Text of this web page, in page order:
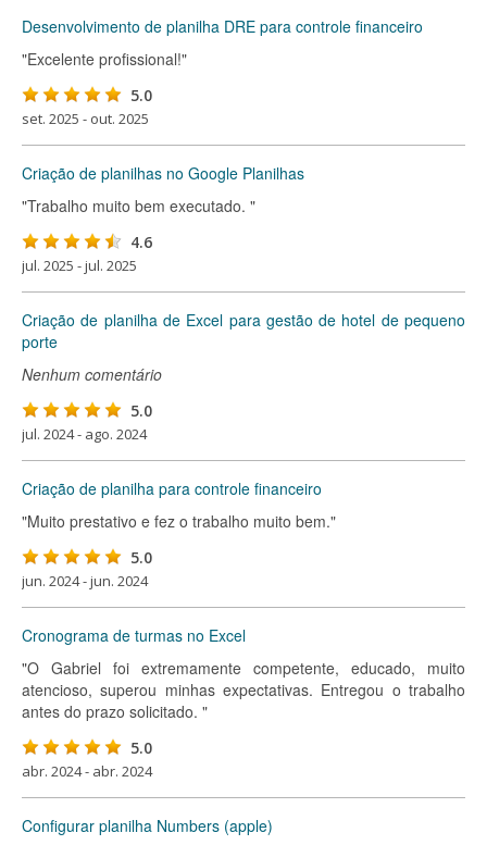
Desenvolvimento de planilha DRE para controle financeiro
"Excelente profissional!"
5.0
set. 2025 - out. 2025
Criação de planilhas no Google Planilhas
"Trabalho muito bem executado. "
4.6
jul. 2025 - jul. 2025
Criação de planilha de Excel para gestão de hotel de pequeno
porte
Nenhum comentário
5.0
jul. 2024 - ago. 2024
Criação de planilha para controle financeiro
"Muito prestativo e fez o trabalho muito bem."
5.0
jun. 2024 - jun. 2024
Cronograma de turmas no Excel
"O Gabriel foi extremamente competente, educado, muito
atencioso, superou minhas expectativas. Entregou o trabalho
antes do prazo solicitado. "
5.0
abr. 2024 - abr. 2024
Configurar planilha Numbers (apple)